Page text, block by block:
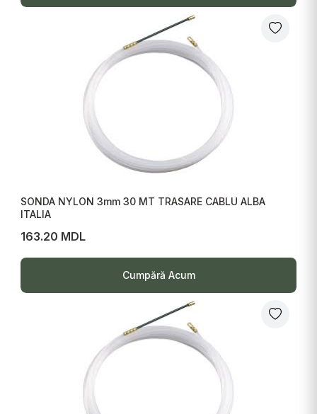
SONDA NYLON 3mm 30 MT TRASARE CABLU ALBA
ITALIA
163.20 MDL
Cumpără Acum